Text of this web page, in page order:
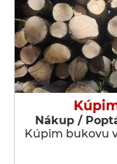
Nákup /
Kúpim bukovu